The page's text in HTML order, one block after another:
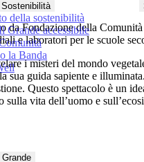
della sostenibilità
Grande accessibile
la Banda
Grande
daFondazione della
e laboratori per le scuole
i misteri del mondo
sua guida sapiente e
Questo spettacolo è un
vita dell’uomo e